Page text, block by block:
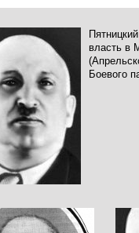
власть в
Боевого